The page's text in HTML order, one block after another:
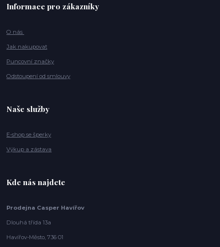
Informace pro zákazníky
O nás
Jak nakupovat
Puncovní značky
Odstoupení od smlouvy
Naše služby
E-shop se šperky
Výkup a zástava
Kde nás najdete
Prodejna Casper Havířov
Dlouhá třída 13a
Havířov-Město, 736 01